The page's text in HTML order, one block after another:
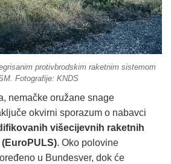
protivbrodskim raketnim sistemom
Fotografije: KNDS
nemačke oružane snage
okvirni sporazum o nabavci
višecijevnih raketnih
. Oko polovine
u Bundesver, dok će